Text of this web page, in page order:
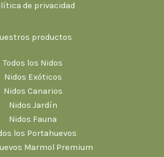
de privacidad
productos
Todos los Nidos
Nidos Exóticos
Nidos Canarios
Nidos Jardín
Nidos Fauna
los Portahuevos
Marmol Premium